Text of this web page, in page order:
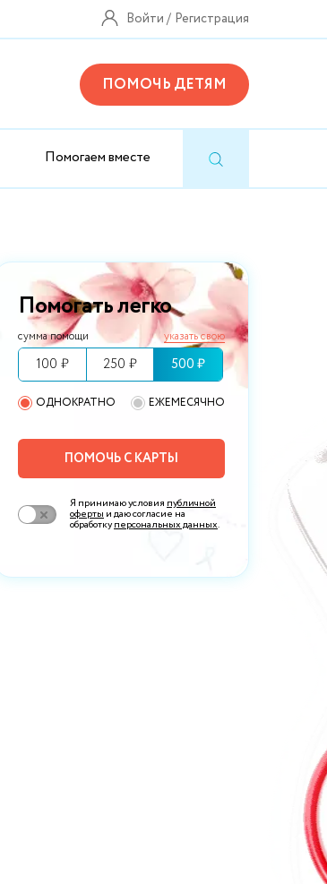
Войти Регистрация
ПОМОЧЬ ДЕТЯМ
Помогаем вместе
Помогать легко
сумма помощи указать свою
100 ₽ 250 ₽ 500 ₽
ОДНОКРАТНО ЕЖЕМЕСЯЧНО
ПОМОЧЬ С КАРТЫ
Я принимаю условия публичной
оферты и даю согласие на
обработкуперсональных данных.